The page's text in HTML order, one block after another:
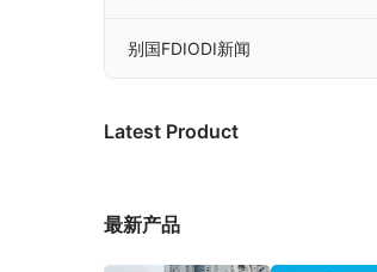
别国FDIODI新闻
Latest Product
最新产品